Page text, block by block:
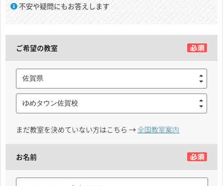
不安や疑問にもお答えします
ご希望の教室
佐賀県
ゆめタウン佐賀校
まだ教室を決めていない方はこちら → 全国教室案内
お名前